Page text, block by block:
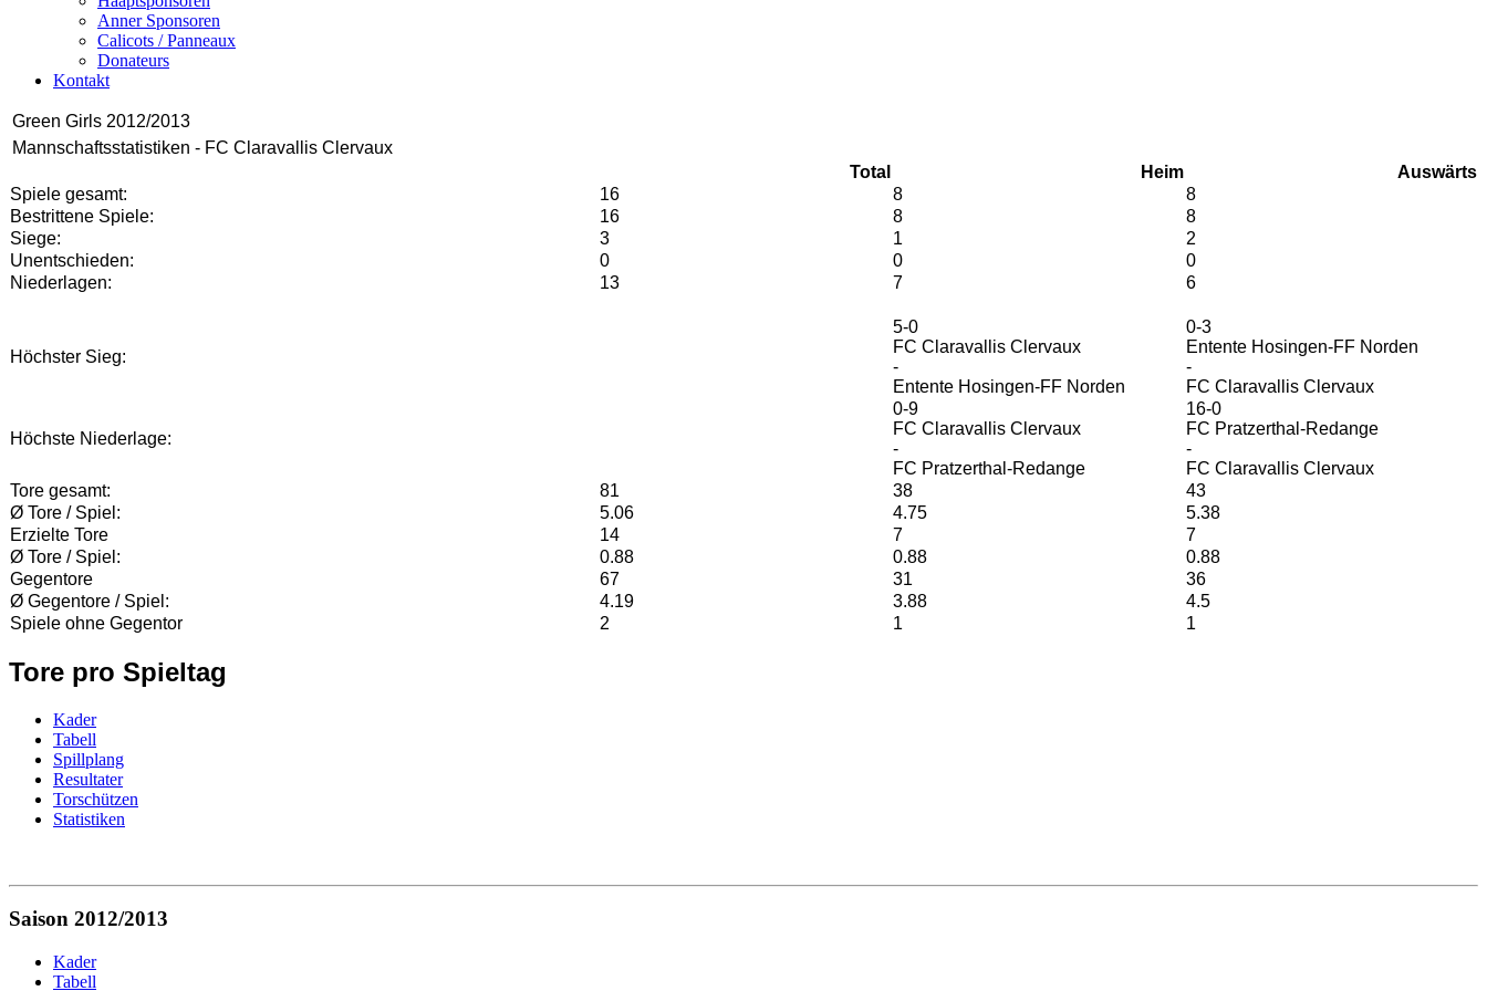
Anner Sponsoren
Calicots / Panneaux
Donateurs
Kontakt
Green Girls 2012/2013
Mannschaftsstatistiken - FC Claravallis Clervaux
Total
Heim
Auswärts
Spiele gesamt:
16 8
8
Bestrittene Spiele:
16 8
8
Siege:
3 1
2
Unentschieden:
0 0
0
Niederlagen:
13 7 6
Höchster Sieg:
5-0
FC Claravallis Clervaux
-
Entente Hosingen-FF Norden
0-3
Entente Hosingen-FF Norden
-
FC Claravallis Clervaux
Höchste Niederlage:
0-9
FC Claravallis Clervaux
-
FC Pratzerthal-Redange
16-0
FC Pratzerthal-Redange
-
FC Claravallis Clervaux
Tore gesamt:
81 38
43
Ø Tore / Spiel:
5.06 4.75
5.38
Erzielte Tore
14 7
7
Ø Tore / Spiel:
0.88 0.88
0.88
Gegentore
67 31
36
Ø Gegentore / Spiel:
4.19 3.88
4.5
Spiele ohne Gegentor
2 1 1
Tore pro Spieltag
Kader
Tabell
Spillplang
Resultater
Torschützen
Statistiken
Saison 2012/2013
Kader
Tabell